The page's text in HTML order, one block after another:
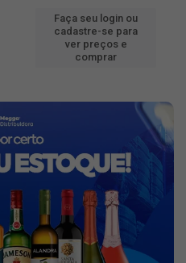
Faça seu login ou
cadastre-se para
ver preços e
comprar